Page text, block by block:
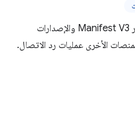
لا تتوافق الوعود إلا مع الإصدار Manifest V3 والإصدارات
الأخرى عمليات رد الاتصال.